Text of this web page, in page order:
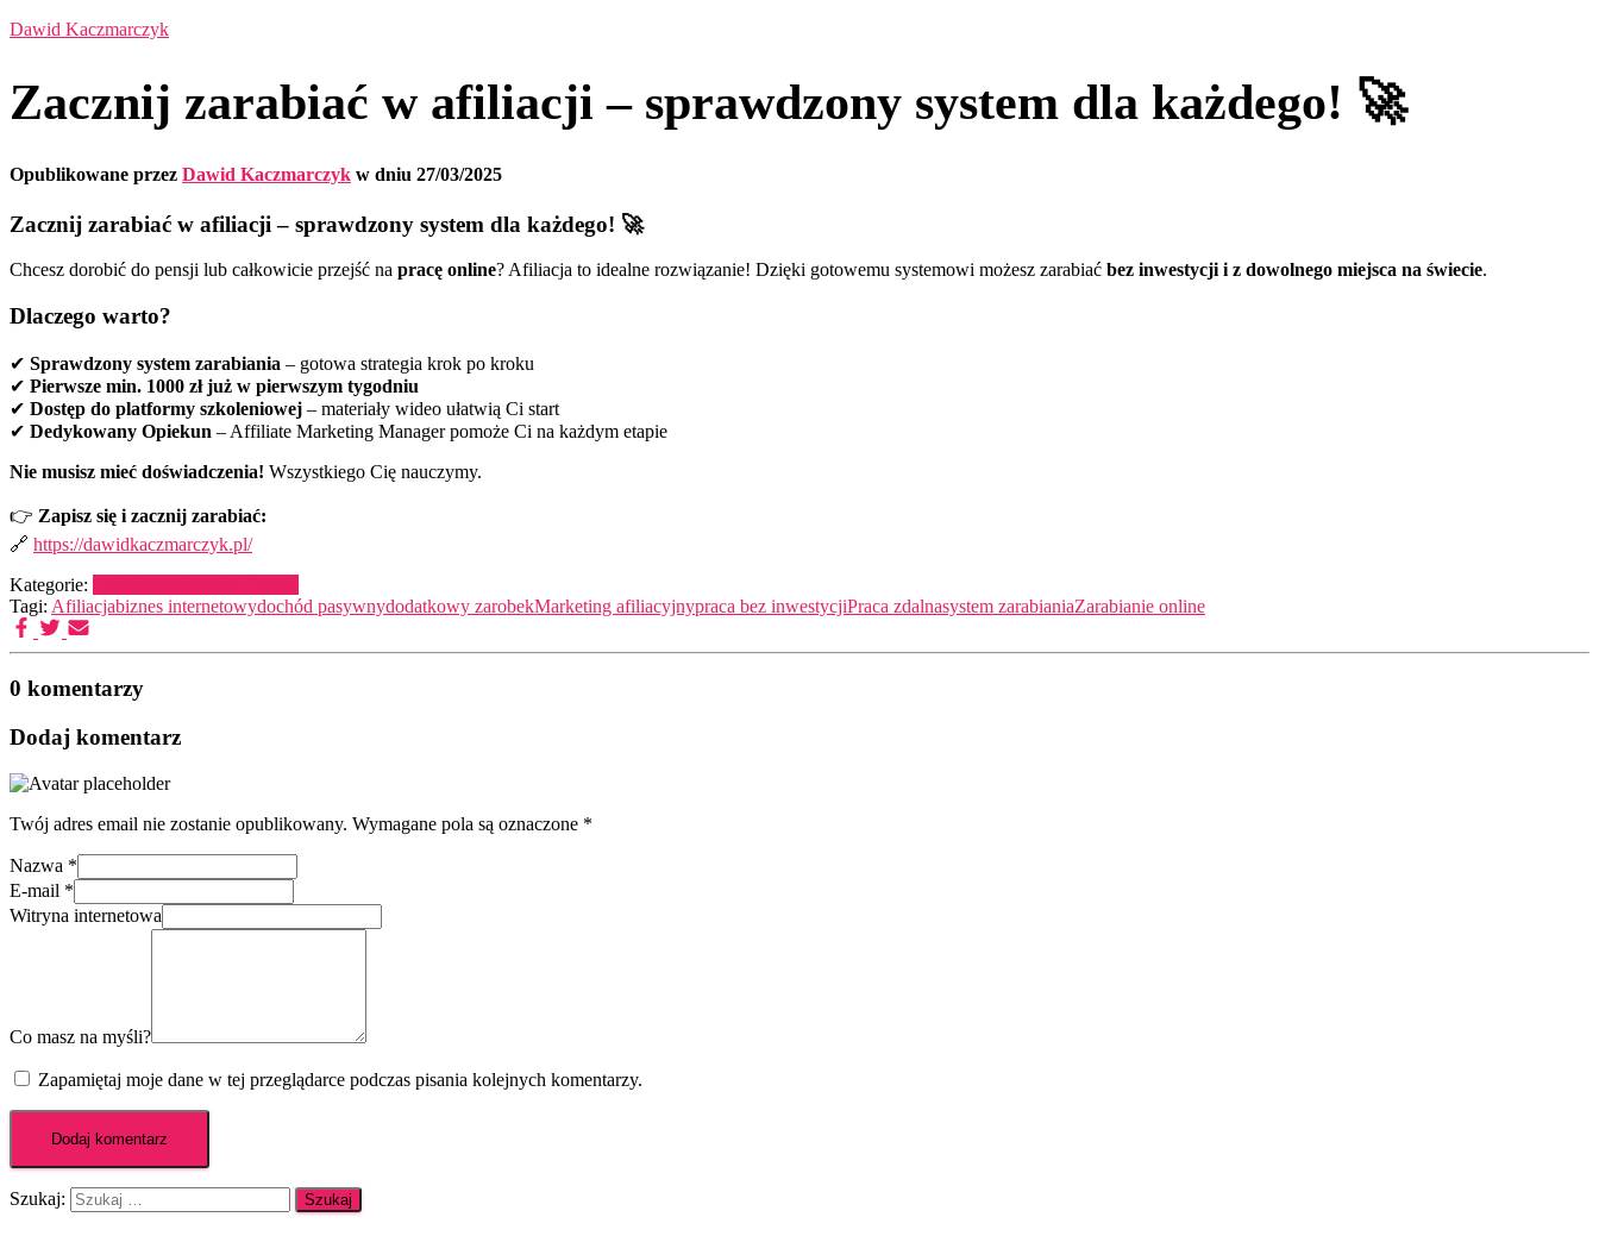
Dawid Kaczmarczyk
Zacznij zarabiać w afiliacji – sprawdzony system dla każdego! 🚀
Opublikowane przez Dawid Kaczmarczyk w dniu 27/03/2025
Zacznij zarabiać w afiliacji – sprawdzony system dla każdego! 🚀
Chcesz dorobić do pensji lub całkowicie przejść na pracę online? Afiliacja to idealne rozwiązanie! Dzięki gotowemu systemowi możesz zarabiać bez inwestycji i z dowolnego miejsca na świecie.
Dlaczego warto?
✔ Sprawdzony system zarabiania – gotowa strategia krok po kroku
✔ Pierwsze min. 1000 zł już w pierwszym tygodniu
✔ Dostęp do platformy szkoleniowej – materiały wideo ułatwią Ci start
✔ Dedykowany Opiekun – Affiliate Marketing Manager pomoże Ci na każdym etapie
Nie musisz mieć doświadczenia! Wszystkiego Cię nauczymy.
👉 Zapisz się i zacznij zarabiać:
🔗 https://dawidkaczmarczyk.pl/
Kategorie:
Tagi: Afiliacjabiznes internetowydochód pasywnydodatkowy zarobekMarketing afiliacyjnypraca bez inwestycjiPraca zdalnasystem zarabianiaZarabianie online
0 komentarzy
Dodaj komentarz
Twój adres email nie zostanie opublikowany. Wymagane pola są oznaczone *
Nazwa *
E-mail *
Witryna internetowa
Co masz na myśli?
Zapamiętaj moje dane w tej przeglądarce podczas pisania kolejnych komentarzy.
Szukaj: